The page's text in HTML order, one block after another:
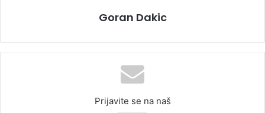
Goran Dakic
Prijavite se na naš